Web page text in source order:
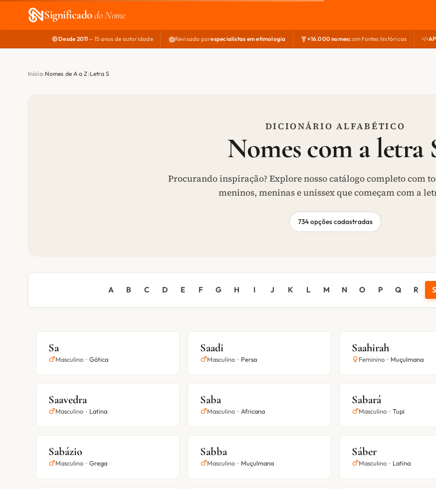
Significadodo Nome
Desde 2011— 15 anos de autoridade Revisado porespecialistas em etimologia +16.000 nomescom fontes históricas
Início Nomes de A a Z Letra S
DICIONÁRIO ALFABÉTICO
Nomes com a letra
Procurando inspiração? Explore nosso catálogo completo com
meninos, meninas e unissex que começam com a
734 opções cadastradas
A B C D E F G H I J K L M N O P Q R S
Sa
Masculino • Gótica
Saadi
Masculino • Persa
Saahirah
Feminino • Muçulmana
Saavedra
Masculino • Latina
Saba
Masculino • Africana
Sabará
Masculino • Tupi
Sabázio
Masculino • Grega
Sabba
Masculino • Muçulmana
Sáber
Masculino • Latina